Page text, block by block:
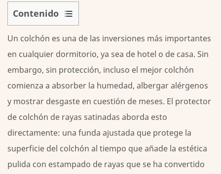
Contenido
1
¿Qué
es
un
protector
colchón
a
rayas
de
satén?
Un colchón es una de las inversiones más importantes
en cualquier dormitorio, ya sea de hotel o de casa. Sin
embargo, sin protección, incluso el mejor colchón
comienza a absorber la humedad, albergar alérgenos
y mostrar desgaste en cuestión de meses. El protector
de colchón de rayas satinadas aborda esto
directamente: una funda ajustada que protege la
superficie del colchón al tiempo que añade la estética
pulida con estampado de rayas que se ha convertido